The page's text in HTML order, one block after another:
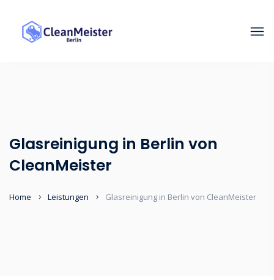
Glasreinigung in Berlin von
CleanMeister
Home Leistungen Glasreinigung in Berlin von CleanMeister